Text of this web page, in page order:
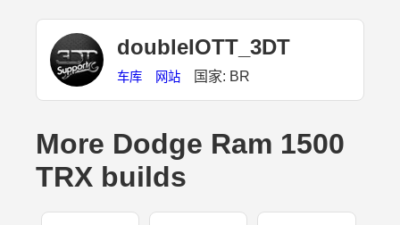
doubleIOTT_3DT
车库 网站 国家: BR
More Dodge Ram 1500
TRX builds